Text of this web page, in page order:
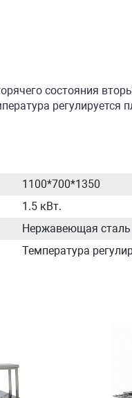
состояния
1100*700*1350
1.5 кВт.
Нержавеющая сталь
Температура